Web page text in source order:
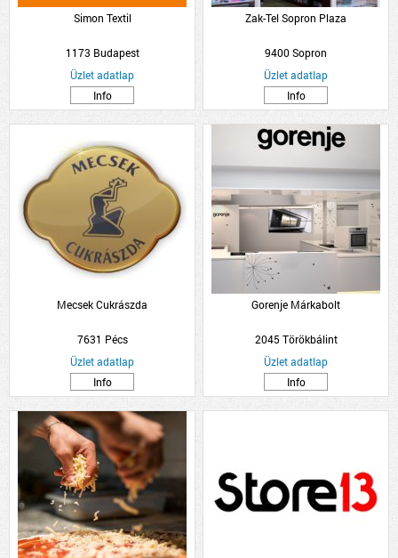
Simon Textil
1173 Budapest
Üzlet adatlap
Info
Zak-Tel Sopron Plaza
9400 Sopron
Üzlet adatlap
Info
Mecsek Cukrászda
7631 Pécs
Üzlet adatlap
Info
Gorenje Márkabolt
2045 Törökbálint
Üzlet adatlap
Info